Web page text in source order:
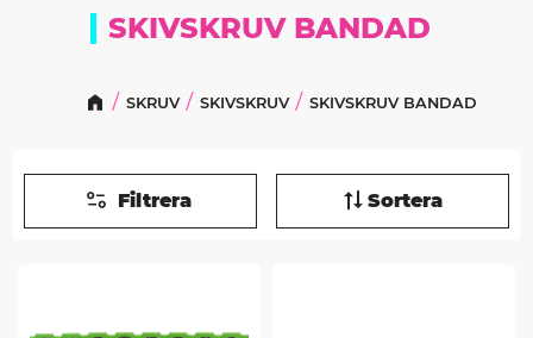
SKIVSKRUV BANDAD
SKRUV SKIVSKRUV SKIVSKRUV BANDAD
Filtrera Sortera